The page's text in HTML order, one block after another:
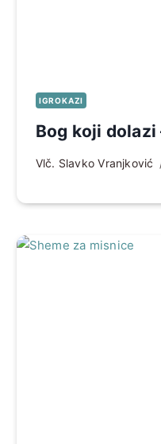
IGROKAZI
Bog koji
Vlč. Slavko Vranjković